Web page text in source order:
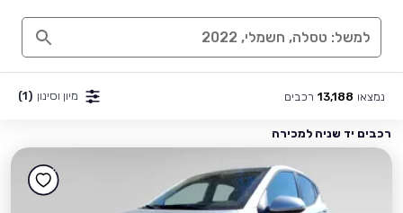
נמצאו 13,188 רכבים מיון וסינון (1)
רכבים יד שניה למכירה